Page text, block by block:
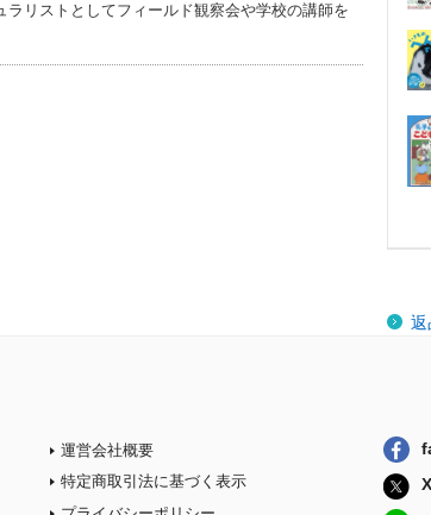
リストとしてフィールド観察会や学校の講師を
返
運営会社概要
特定商取引法に基づく表示
X